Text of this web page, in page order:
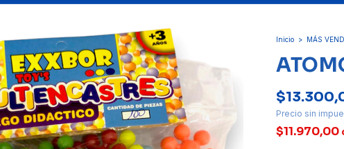
Inicio > MÁS
Precio sin
$11.970,00